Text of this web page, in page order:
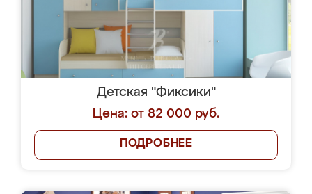
Детская "Фиксики"
Цена: от 82 000 руб.
ПОДРОБНЕЕ